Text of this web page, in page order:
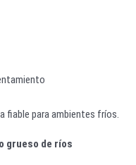
fiable para ambientes fríos.
grueso de ríos